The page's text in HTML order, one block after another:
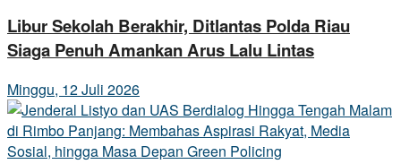
Libur Sekolah Berakhir, Ditlantas Polda Riau
Siaga Penuh Amankan Arus Lalu Lintas
Minggu, 12 Juli 2026